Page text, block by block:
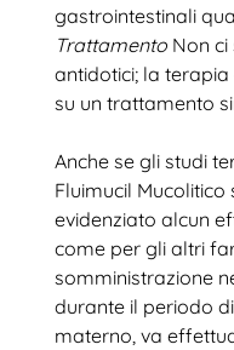
gastrointestinali
Trattamento Non
antidotici; la
su un trattamento
Anche se gli studi
Fluimucil
evidenziato alcun
come per gli altri
somministrazione
durante il periodo
materno, va